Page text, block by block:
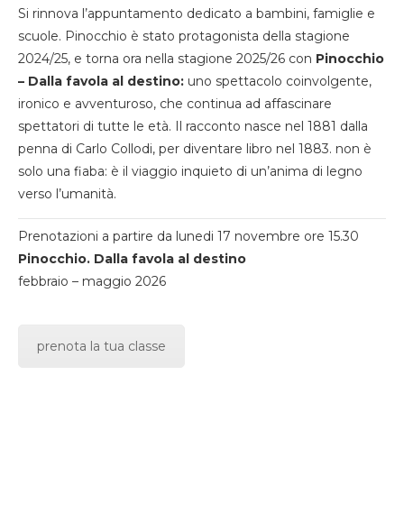
Si rinnova l’appuntamento dedicato a bambini, famiglie e
scuole. Pinocchio è stato protagonista della stagione
2024/25, e torna ora nella stagione 2025/26 con Pinocchio
– Dalla favola al destino: uno spettacolo coinvolgente,
ironico e avventuroso, che continua ad affascinare
spettatori di tutte le età. Il racconto nasce nel 1881 dalla
penna di Carlo Collodi, per diventare libro nel 1883. non è
solo una fiaba: è il viaggio inquieto di un’anima di legno
verso l’umanità.
Prenotazioni a partire da lunedi 17 novembre ore 15.30
Pinocchio. Dalla favola al destino
febbraio – maggio 2026
prenota la tua classe